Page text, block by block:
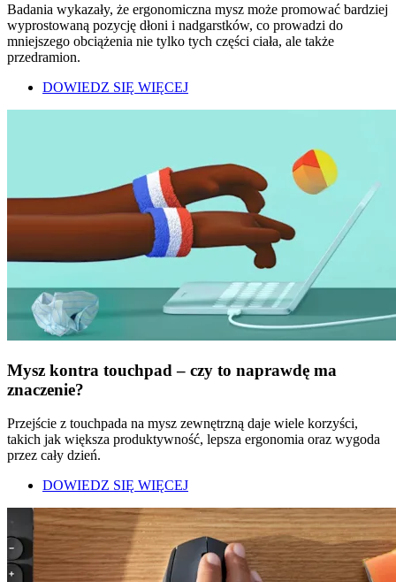
Badania wykazały, że ergonomiczna mysz może promować bardziej
wyprostowaną pozycję dłoni i nadgarstków, co prowadzi do
mniejszego obciążenia nie tylko tych części ciała, ale także
przedramion.
DOWIEDZ SIĘ WIĘCEJ
Mysz kontra touchpad – czy to naprawdę ma
znaczenie?
Przejście z touchpada na mysz zewnętrzną daje wiele korzyści,
takich jak większa produktywność, lepsza ergonomia oraz wygoda
przez cały dzień.
DOWIEDZ SIĘ WIĘCEJ